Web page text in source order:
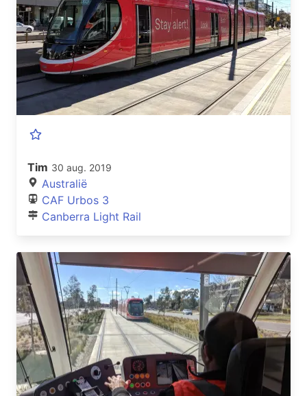
Tim 30 aug. 2019
Australië
CAF Urbos 3
Canberra Light Rail